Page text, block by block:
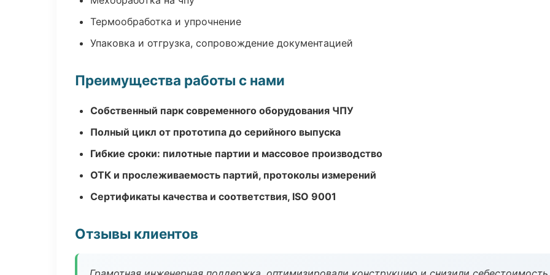
Термообработка и упрочнение
Упаковка и отгрузка, сопровождение документацией
Преимущества работы с нами
Собственный парк современного оборудования ЧПУ
Полный цикл от прототипа до серийного выпуска
Гибкие сроки: пилотные партии и массовое производство
ОТК и прослеживаемость партий, протоколы измерений
Сертификаты качества и соответствия, ISO 9001
Отзывы клиентов